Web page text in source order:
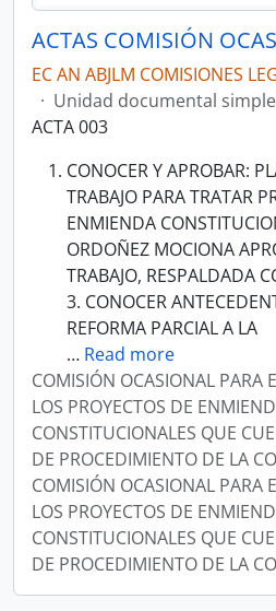
EC AN ABJLM COMISIONES
· Unidad documental simple
ACTA 003
CONOCER Y APROBAR:
TRABAJO PARA TRATAR
ENMIENDA
ORDOÑEZ MOCIONA
TRABAJO, RESPALDADA
3. CONOCER
REFORMA PARCIAL A LA
… Read more
COMISIÓN OCASIONAL PARA
LOS PROYECTOS DE
CONSTITUCIONALES QUE
DE PROCEDIMIENTO DE LA
COMISIÓN OCASIONAL PARA
LOS PROYECTOS DE
CONSTITUCIONALES QUE
DE PROCEDIMIENTO DE LA